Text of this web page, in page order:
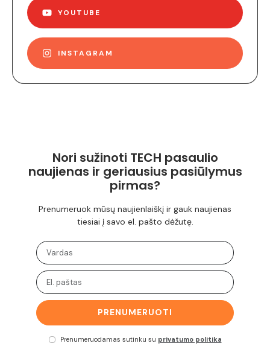
YOUTUBE
INSTAGRAM
Nori sužinoti TECH pasaulio
naujienas ir geriausius pasiūlymus
pirmas?
Prenumeruok mūsų naujienlaiškį ir gauk naujienas
tiesiai į savo el. pašto dėžutę.
PRENUMERUOTI
Prenumeruodamas sutinku su privatumo politika